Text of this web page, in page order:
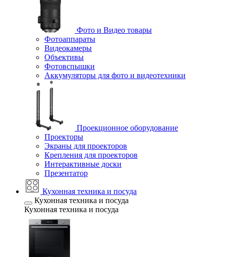
Фото и Видео товары
Фотоаппараты
Видеокамеры
Объективы
Фотовспышки
Аккумуляторы для фото и видеотехники
Проекционное оборудование
Проекторы
Экраны для проекторов
Крепления для проекторов
Интерактивные доски
Презентатор
Кухонная техника и посуда
Кухонная техника и посуда
Кухонная техника и посуда